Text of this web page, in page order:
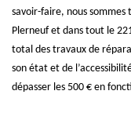
savoir-faire, nous
Plerneuf et dans tout le
total des travaux de
son état et de
dépasser les 500 € en